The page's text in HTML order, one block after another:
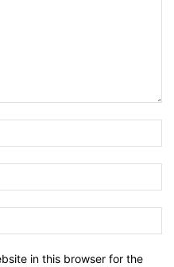
in this browser for the